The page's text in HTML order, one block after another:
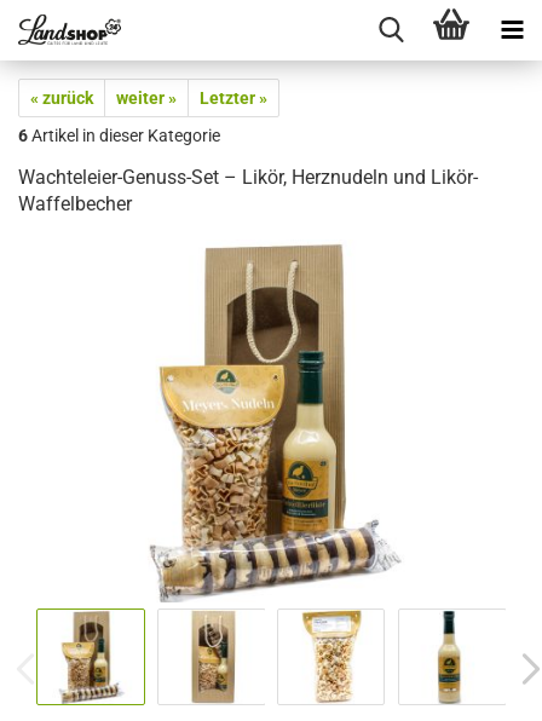
« zurück weiter »
Letzter »
6Artikel in dieser Kategorie
Wachteleier-Genuss-Set – Likör, Herznudeln und Likör-
Waffelbecher